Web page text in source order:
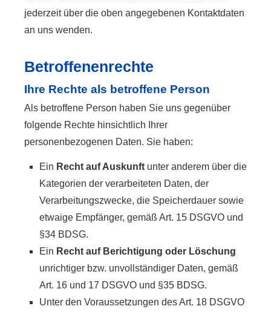
jederzeit über die oben angegebenen Kontaktdaten
an uns wenden.
Betroffenenrechte
Ihre Rechte als betroffene Person
Als betroffene Person haben Sie uns gegenüber
folgende Rechte hinsichtlich Ihrer
personenbezogenen Daten. Sie haben:
Ein Recht auf Auskunft unter anderem über die
Kategorien der verarbeiteten Daten, der
Verarbeitungszwecke, die Speicherdauer sowie
etwaige Empfänger, gemäß Art. 15 DSGVO und
§34 BDSG.
Ein Recht auf Berichtigung oder Löschung
unrichtiger bzw. unvollständiger Daten, gemäß
Art. 16 und 17 DSGVO und §35 BDSG.
Unter den Voraussetzungen des Art. 18 DSGVO